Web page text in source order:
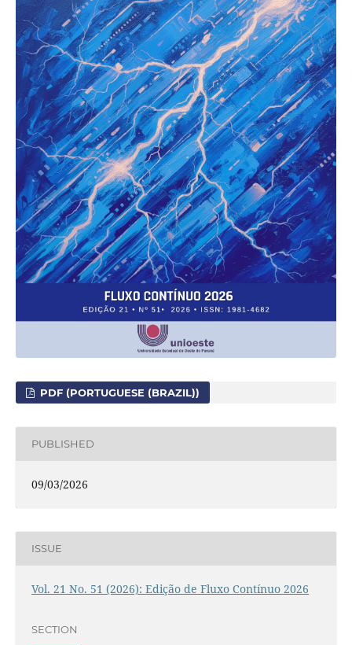
PDF (PORTUGUESE (BRAZIL))
PUBLISHED
09/03/2026
ISSUE
Vol. 21 No. 51 (2026): Edição de Fluxo Contínuo 2026
SECTION